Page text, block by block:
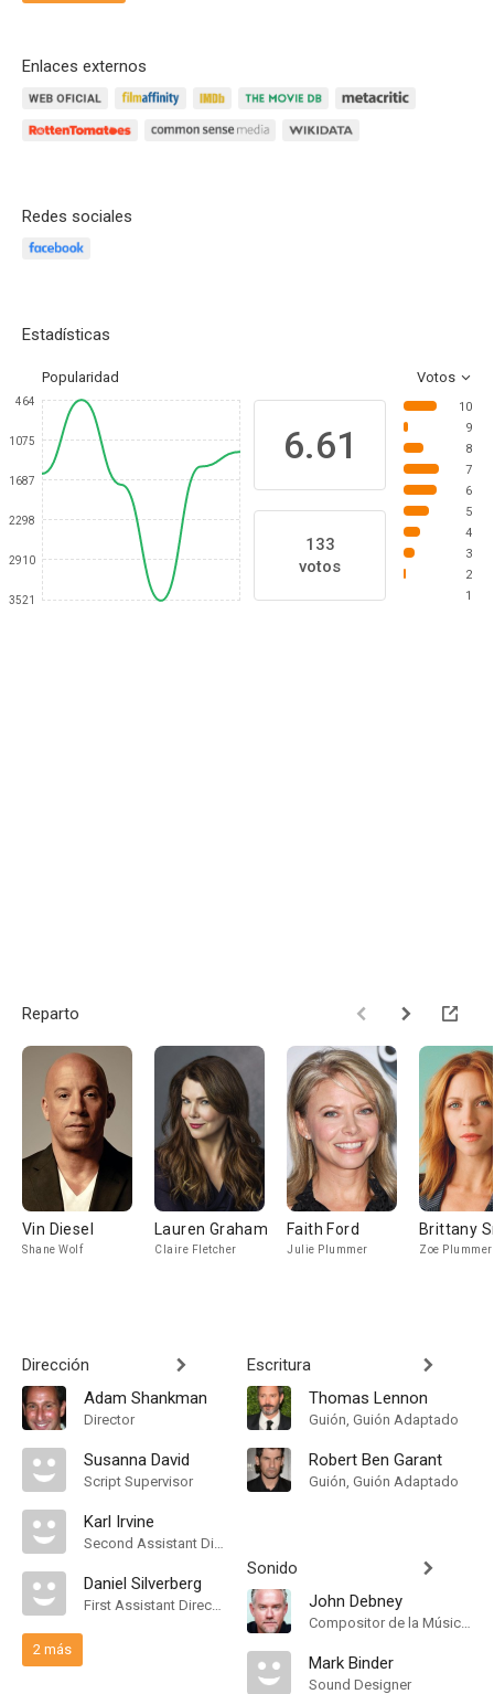
Enlaces externos
Redes sociales
Estadísticas
Popularidad Votos
464
1075
1687
2298
2910
3521
6.61
133
votos
10
9
8
7
6
5
4
3
2
1
Reparto
Vin Diesel
Shane Wolf
Lauren Graham
Claire Fletcher
Faith Ford
Julie Plummer
Brittany
Zoe Plummer
Dirección
Adam Shankman
Director
Susanna David
Script Supervisor
Karl Irvine
Second Assistant Director
Daniel Silverberg
First Assistant Director
2 más
Escritura
Thomas Lennon
Guión, Guión Adaptado
Robert Ben Garant
Guión, Guión Adaptado
Sonido
John Debney
Compositor de la Música Original
Mark Binder
Sound Designer